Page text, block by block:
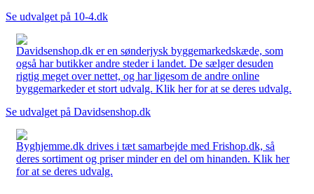
Se udvalget på 10-4.dk
Davidsenshop.dk er en sønderjysk byggemarkedskæde, som
også har butikker andre steder i landet. De sælger desuden
rigtig meget over nettet, og har ligesom de andre online
byggemarkeder et stort udvalg. Klik her for at se deres udvalg.
Se udvalget på Davidsenshop.dk
Byghjemme.dk drives i tæt samarbejde med Frishop.dk, så
deres sortiment og priser minder en del om hinanden. Klik her
for at se deres udvalg.